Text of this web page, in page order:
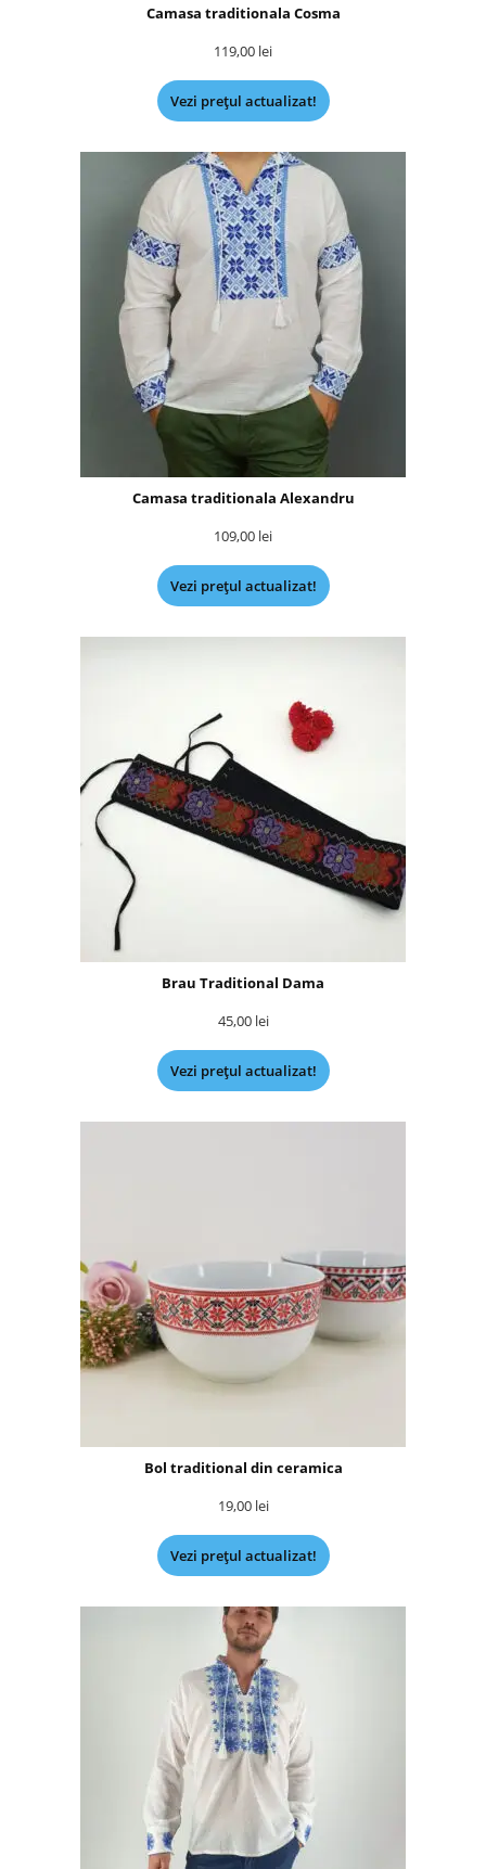
Camasa traditionala Cosma
119,00 lei
Vezi prețul actualizat!
Camasa traditionala Alexandru
109,00 lei
Vezi prețul actualizat!
Brau Traditional Dama
45,00 lei
Vezi prețul actualizat!
Bol traditional din ceramica
19,00 lei
Vezi prețul actualizat!